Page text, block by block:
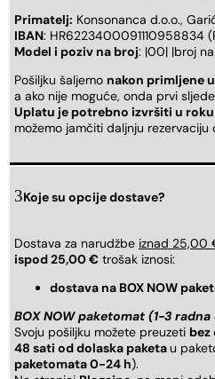
Primatelj: Konsonanca d.o.o.,
IBAN: HR6223400091110958834
Model i poziv na broj: |00| |broj
Pošiljku šaljemo nakon primljene
a ako nije moguće, onda prvi
Uplatu je potrebno izvršiti u roku
možemo jamčiti daljnju rezervaciju
Koje su opcije dostave?
Dostava za narudžbe iznad 25,00
ispod 25,00 € trošak iznosi:
dostava na BOX NOW
BOX NOW paketomat (1-3 radna
Svoju pošiljku možete preuzeti bez
48 sati od dolaska paketau
paketomata 0-24 h).